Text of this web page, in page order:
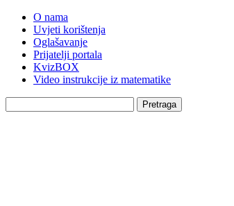
O nama
Uvjeti korištenja
Oglašavanje
Prijatelji portala
KvizBOX
Video instrukcije iz matematike
Pretraga